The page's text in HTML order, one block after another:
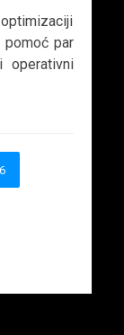
par
operativni
6